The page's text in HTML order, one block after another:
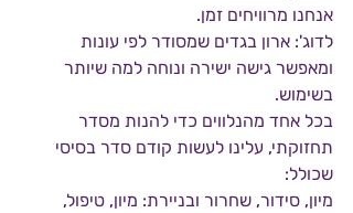
אנחנו מרוויחים זמן.
לדוג': ארון בגדים שמסודר לפי עונות
ומאפשר גישה ישירה ונוחה למה שיותר
בשימוש.
בכל אחד מהנלווים כדי להנות מסדר
תחזוקתי, עלינו לעשות קודם סדר בסיסי
שכולל:
מיון, סידור, שחרור ובניירת: מיון, טיפול,